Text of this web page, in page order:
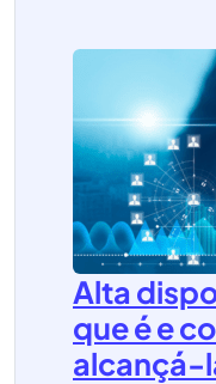
Alta
que é e
alcançá-